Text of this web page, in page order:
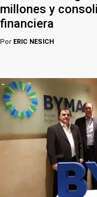
millones y
financiera
Por ERIC NESICH